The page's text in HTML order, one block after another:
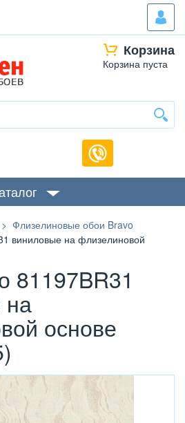
Корзина
Корзина пуста
Флизелиновые обои Bravo
виниловые на флизелиновой
81197BR31
на
основе